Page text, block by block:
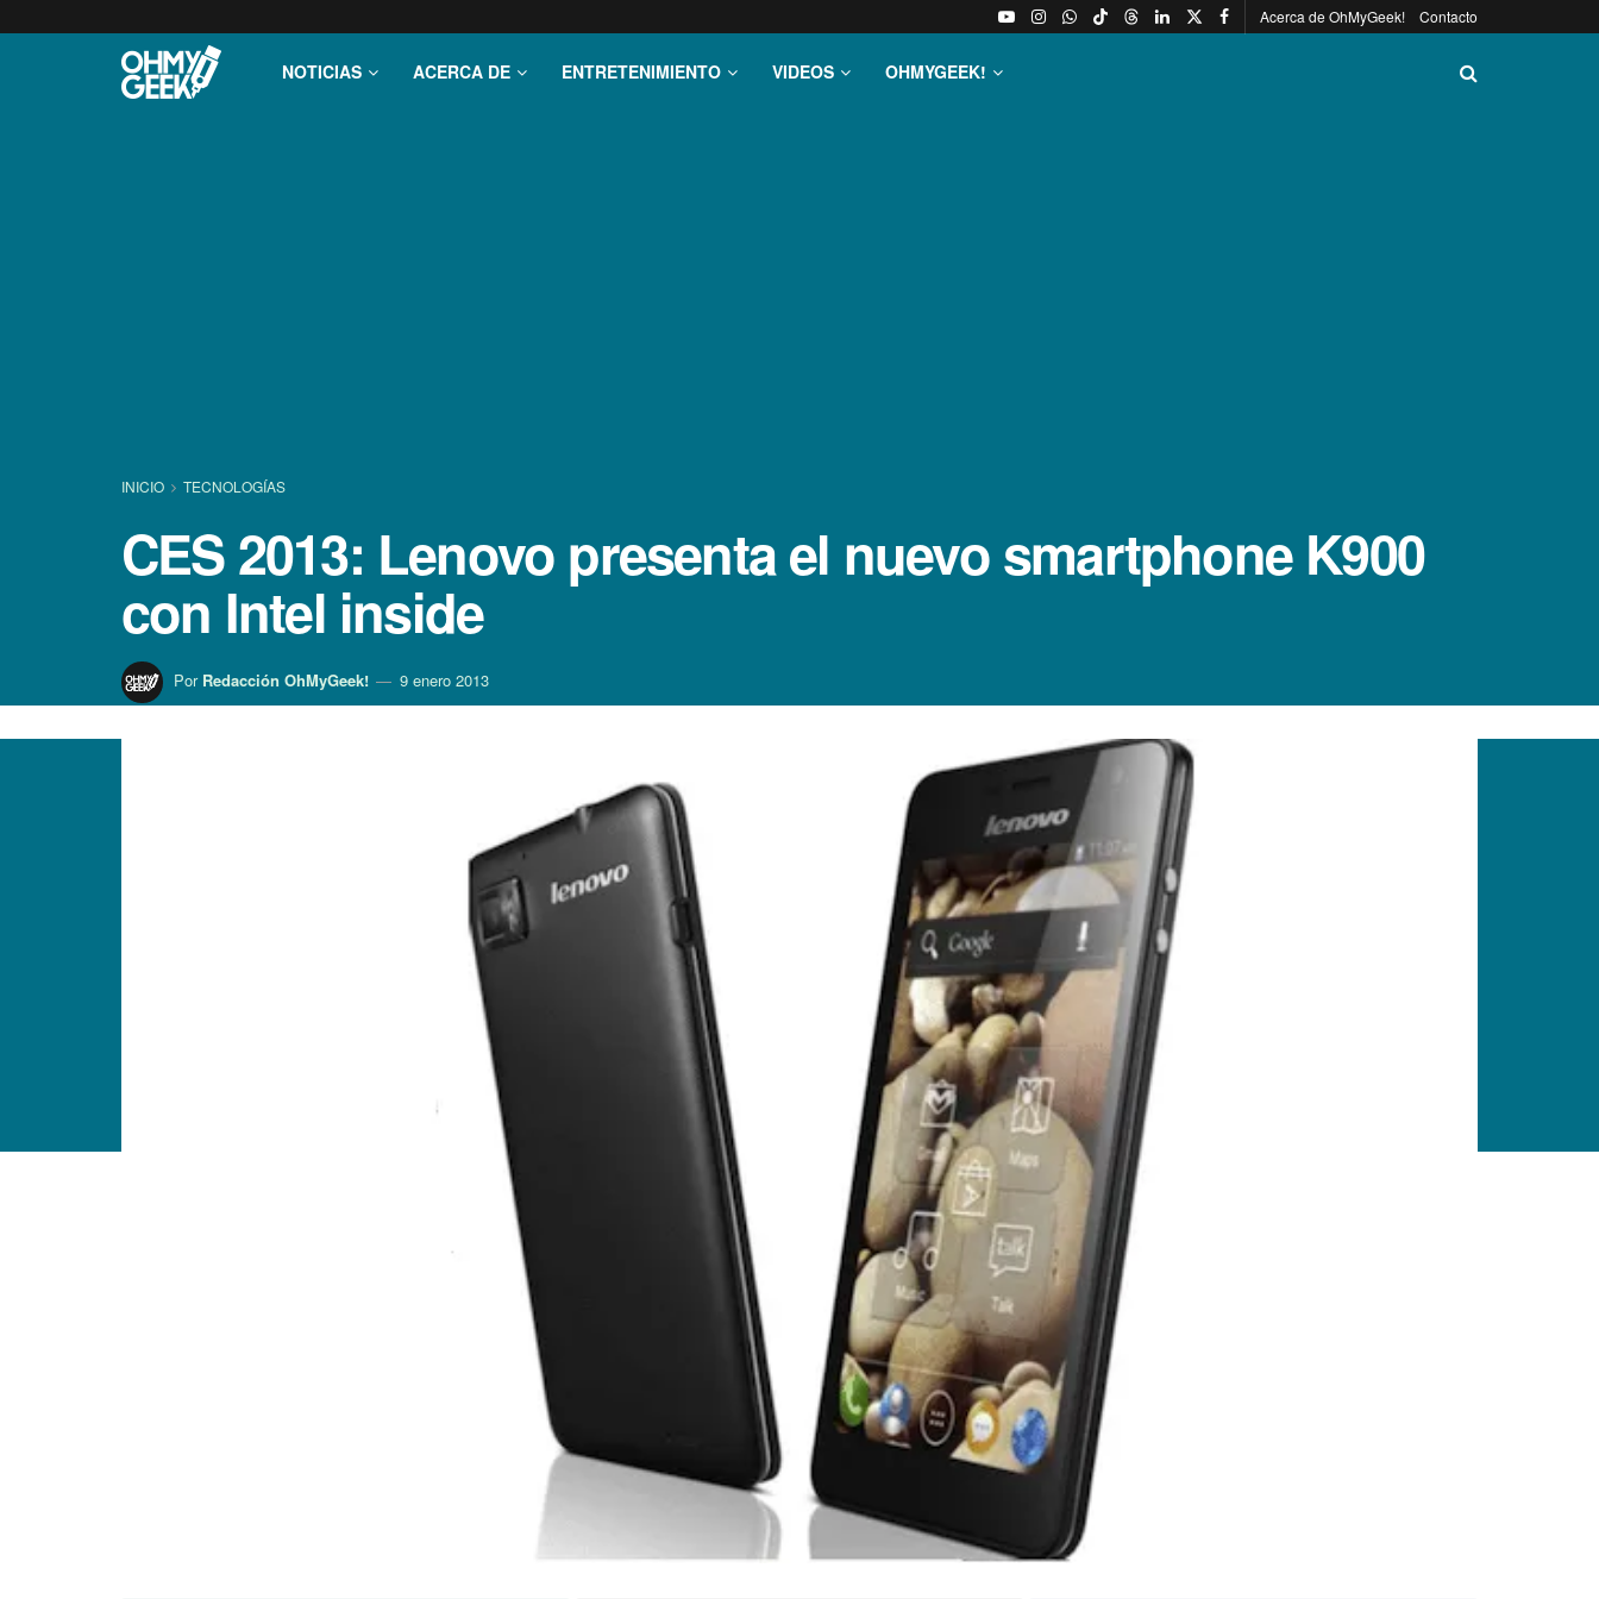
Acerca de OhMyGeek! Contacto
NOTICIAS ACERCA DE ENTRETENIMIENTO VIDEOS OHMYGEEK!
INICIO TECNOLOGÍ­AS
CES 2013: Lenovo presenta el nuevo smartphone K900
con Intel inside
Por Redacción OhMyGeek! 9 enero 2013